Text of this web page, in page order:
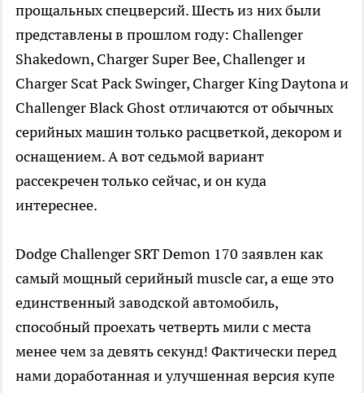
прощальных спецверсий. Шесть из них были
представлены в прошлом году: Challenger
Shakedown, Charger Super Bee, Challenger и
Charger Scat Pack Swinger, Charger King Daytona и
Challenger Black Ghost отличаются от обычных
серийных машин только расцветкой, декором и
оснащением. А вот седьмой вариант
рассекречен только сейчас, и он куда
интереснее.
Dodge Challenger SRT Demon 170 заявлен как
самый мощный серийный muscle car, а еще это
единственный заводской автомобиль,
способный проехать четверть мили с места
менее чем за девять секунд! Фактически перед
нами доработанная и улучшенная версия купе